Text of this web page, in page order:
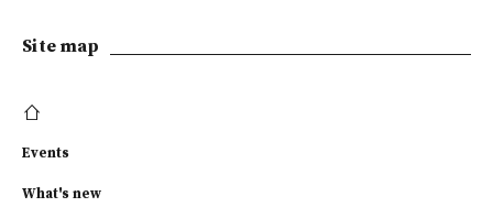
Site map
Events
What's new